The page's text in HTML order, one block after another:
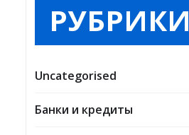
РУБРИКИ
Uncategorised
Банки и кредиты